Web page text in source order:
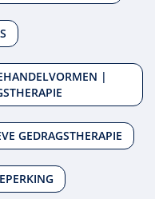
|
GEDRAGSTHERAPIE